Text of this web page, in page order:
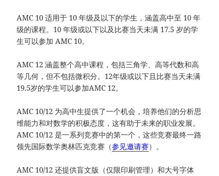
AMC 10 适用于 10 年级及以下的学生，涵盖高中至 10 年
级的课程。10 年级或以下以及比赛当天未满 17.5 岁的学
生可以参加 AMC 10。
AMC 12 涵盖整个高中课程，包括三角学、高等代数和高
等几何，但不包括微积分。12年级或以下且比赛当天未满
19.5岁的学生可以参加AMC 12。
AMC 10/12 为高中生提供了一个机会，培养他们的分析思
维能力和对数学的积极态度，这有助于未来的职业发展。
AMC 10/12 是一系列竞赛中的第一个，这些竞赛最终一路
领先国际数学奥林匹克竞赛（参见邀请赛）。
AMC 10/12 还提供盲文版（仅限印刷管理）和大号字体